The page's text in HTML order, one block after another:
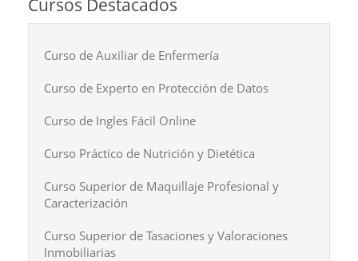
Cursos Destacados
Curso de Auxiliar de Enfermería
Curso de Experto en Protección de Datos
Curso de Ingles Fácil Online
Curso Práctico de Nutrición y Dietética
Curso Superior de Maquillaje Profesional y
Caracterización
Curso Superior de Tasaciones y Valoraciones
Inmobiliarias